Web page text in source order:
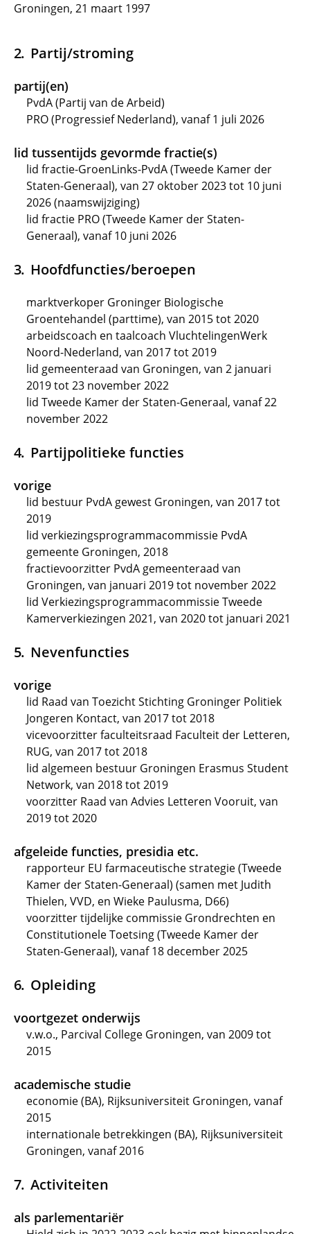
Groningen, 21 maart 1997
Partij/stroming
partij(en)
PvdA (Partij van de Arbeid)
PRO (Progressief Nederland), vanaf 1 juli 2026
lid tussentijds gevormde fractie(s)
lid fractie-GroenLinks-PvdA (Tweede Kamer der
Staten-Generaal), van 27 oktober 2023 tot 10 juni
2026 (naamswijziging)
lid fractie PRO (Tweede Kamer der Staten-
Generaal), vanaf 10 juni 2026
Hoofdfuncties/beroepen
marktverkoper Groninger Biologische
Groentehandel (parttime), van 2015 tot 2020
arbeidscoach en taalcoach VluchtelingenWerk
Noord-Nederland, van 2017 tot 2019
lid gemeenteraad van Groningen, van 2 januari
2019 tot 23 november 2022
lid Tweede Kamer der Staten-Generaal, vanaf 22
november 2022
Partijpolitieke functies
vorige
lid bestuur PvdA gewest Groningen, van 2017 tot
2019
lid verkiezingsprogrammacommissie PvdA
gemeente Groningen, 2018
fractievoorzitter PvdA gemeenteraad van
Groningen, van januari 2019 tot november 2022
lid Verkiezingsprogrammacommissie Tweede
Kamerverkiezingen 2021, van 2020 tot januari 2021
Nevenfuncties
vorige
lid Raad van Toezicht Stichting Groninger Politiek
Jongeren Kontact, van 2017 tot 2018
vicevoorzitter faculteitsraad Faculteit der Letteren,
RUG, van 2017 tot 2018
lid algemeen bestuur Groningen Erasmus Student
Network, van 2018 tot 2019
voorzitter Raad van Advies Letteren Vooruit, van
2019 tot 2020
afgeleide functies, presidia etc.
rapporteur EU farmaceutische strategie (Tweede
Kamer der Staten-Generaal) (samen met Judith
Thielen, VVD, en Wieke Paulusma, D66)
voorzitter tijdelijke commissie Grondrechten en
Constitutionele Toetsing (Tweede Kamer der
Staten-Generaal), vanaf 18 december 2025
Opleiding
voortgezet onderwijs
v.w.o., Parcival College Groningen, van 2009 tot
2015
academische studie
economie (BA), Rijksuniversiteit Groningen, vanaf
2015
internationale betrekkingen (BA), Rijksuniversiteit
Groningen, vanaf 2016
Activiteiten
als parlementariër